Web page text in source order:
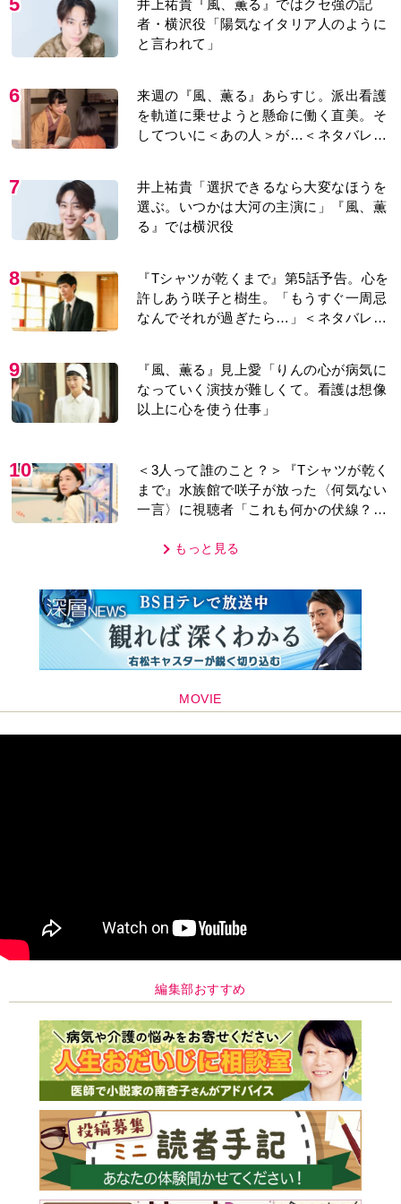
井上祐貴『風、薫る』ではクセ強の記
者・横沢役「陽気なイタリア人のように
と言われて」
6
来週の『風、薫る』あらすじ。派出看護
を軌道に乗せようと懸命に働く直美。そ
してついに＜あの人＞が…＜ネタバレあ
7
井上祐貴「選択できるなら大変なほうを
選ぶ。いつかは大河の主演に」『風、薫
る』では横沢役
8
『Tシャツが乾くまで』第5話予告。心を
許しあう咲子と樹生。「もうすぐ一周忌
なんでそれが過ぎたら…」＜ネタバレあ
9
『風、薫る』見上愛「りんの心が病気に
なっていく演技が難しくて。看護は想像
以上に心を使う仕事」
10
＜3人って誰のこと？＞『Tシャツが乾く
まで』水族館で咲子が放った〈何気ない
一言〉に視聴者「これも何かの伏線？」
もっと見る
MOVIE
編集部おすすめ